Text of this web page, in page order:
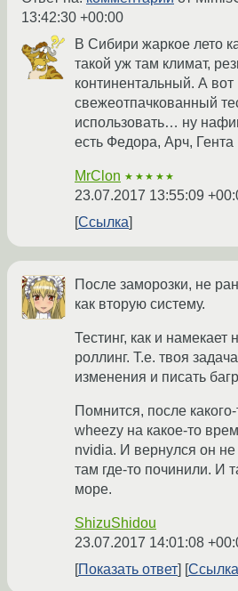
13:42:30 +00:00
В Сибири жаркое лето
такой уж там климат,
континентальный. А вот
свежеотпачкованный
использовать… ну
есть Федора, Арч, Гента
MrClon ★★★★★
23.07.2017 13:55:09
Ссылка
После заморозки, не
как вторую систему.
Тестинг, как и намекает
роллинг. Т.е. твоя
изменения и писать
Помнится, после
wheezy на какое-то
nvidia. И вернулся он
там где-то починили. И
море.
ShizuShidou
23.07.2017 14:01:08
Показать ответ
Ссылка